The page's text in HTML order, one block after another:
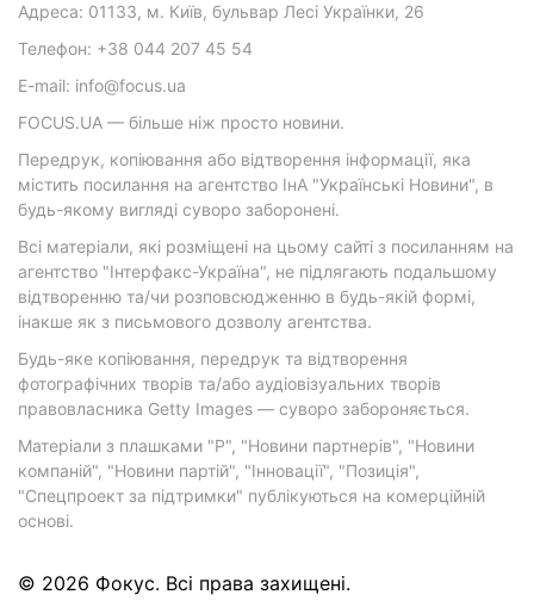
Адреса: 01133, м. Київ, бульвар Лесі Українки, 26
Телефон: +38 044 207 45 54
E-mail: info@focus.ua
FOCUS.UA — більше ніж просто новини.
Передрук, копіювання або відтворення інформації, яка
містить посилання на агентство ІнА "Українські Новини", в
будь-якому вигляді суворо заборонені.
Всі матеріали, які розміщені на цьому сайті з посиланням на
агентство "Інтерфакс-Україна", не підлягають подальшому
відтворенню та/чи розповсюдженню в будь-якій формі,
інакше як з письмового дозволу агентства.
Будь-яке копіювання, передрук та відтворення
фотографічних творів та/або аудіовізуальних творів
правовласника Getty Images — суворо забороняється.
Матеріали з плашками "Р", "Новини партнерів", "Новини
компаній", "Новини партій", "Інновації", "Позиція",
"Спецпроект за підтримки" публікуються на комерційній
основі.
© 2026 Фокус. Всі права захищені.